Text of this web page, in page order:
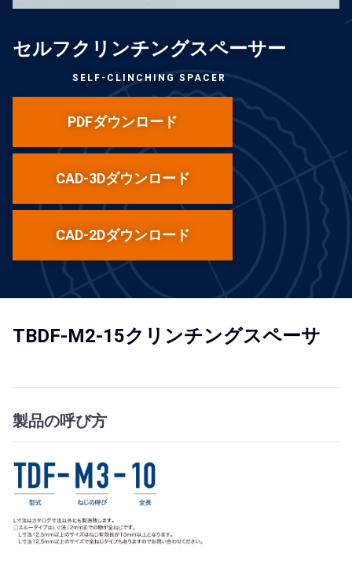
セルフクリンチングスペーサー
SELF-CLINCHING SPACER
PDFダウンロード
CAD-3Dダウンロード
CAD-2Dダウンロード
TBDF-M2-15クリンチングスペーサ
製品の呼び方